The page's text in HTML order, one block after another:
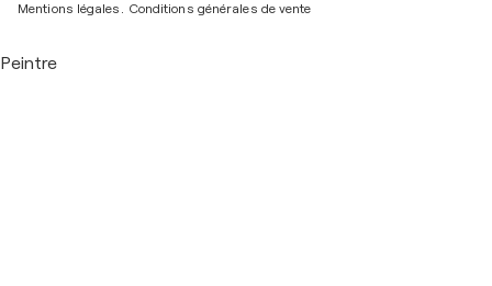
Mentions légales. Conditions générales de vente
Peintre